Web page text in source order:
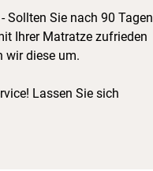
Sollten Sie nach 90 Tagen
Ihrer Matratze zufrieden
wir diese um.
Lassen Sie sich